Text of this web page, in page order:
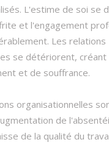
L'estime de soi se
et l'engagement
Les relations
se détériorent, créant
et de souffrance.
organisationnelles
de
de la qualité du